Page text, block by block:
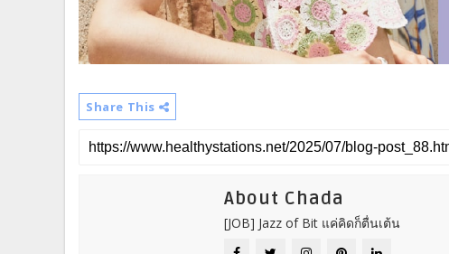
Share This
About Chada
[JOB] Jazz of Bit แค่คิดก็ตื่นเต้น